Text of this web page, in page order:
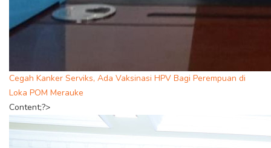
Cegah Kanker Serviks, Ada Vaksinasi HPV Bagi Perempuan di
Loka POM Merauke
Content;?>